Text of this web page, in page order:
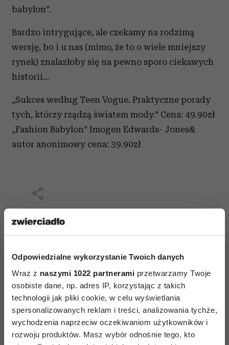
Odpowiedzialne wykorzystanie Twoich danych
Wraz z naszymi 1022 partnerami przetwarzamy Twoje
osobiste dane, np. adres IP, korzystając z takich
technologii jak pliki cookie, w celu wyświetlania
spersonalizowanych reklam i treści, analizowania tychże,
wychodzenia naprzeciw oczekiwaniom użytkowników i
rozwoju produktów. Masz wybór odnośnie tego, kto
babylon”.
Bardzo intrygujące, ale czekamy na rodzimą
wersję, bo i u nas (mimo, że to o wiele mniejszy
rynek) znalazłoby się na pewno sporo ciekawych
historii…
„Sukces według Teen Vogue. Praktyczne porady
tych, którzy rządzą światem mody.” Cena: 49.90zł
„Fashion Babylon” Imogen Edwards- Jones&
autor anonimowy cena: 39.90zł